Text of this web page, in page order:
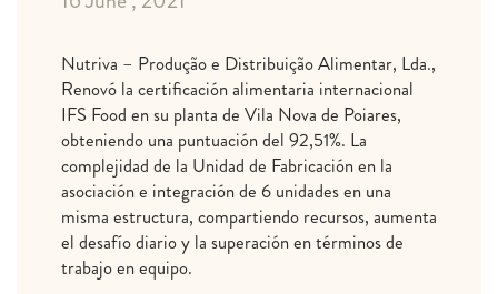
Nutriva – Produção e Distribuição Alimentar, Lda.,
Renovó la certificación alimentaria internacional
IFS Food en su planta de Vila Nova de Poiares,
obteniendo una puntuación del 92,51%. La
complejidad de la Unidad de Fabricación en la
asociación e integración de 6 unidades en una
misma estructura, compartiendo recursos, aumenta
el desafío diario y la superación en términos de
trabajo en equipo.